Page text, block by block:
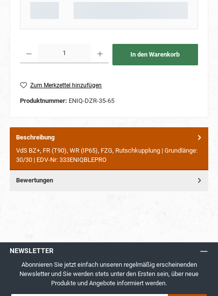
In den Warenkorb
Zum Merkzettel hinzufügen
Produktnummer: ENIQ-DZR-35-65
Beschreibung
VdS BZ+, FR (T90), WR (IP65), FZG, Rutschkupplung | Grundlänge:
30/30 | EDV-Nr: 333ENIQBLEPRO
Bewertungen
NEWSLETTER
Abonnieren Sie jetzt einfach unseren regelmäßig erscheinenden
Newsletter und Sie werden stets unter den Ersten sein, über neue
Produkte und Angebote informiert werden.